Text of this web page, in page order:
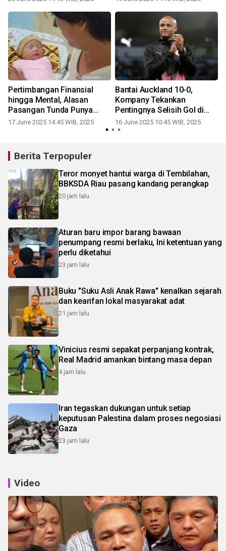
Pertimbangan Finansial
hingga Mental, Alasan
Pasangan Tunda Punya
Anak
17 June 2025 14:45 WIB, 2025
Bantai Auckland 10-0,
Kompany Tekankan
Pentingnya Selisih Gol di
Grup Berat
16 June 2025 10:45 WIB, 2025
Berita Terpopuler
Teror monyet hantui warga di Tembilahan,
BBKSDA Riau pasang kandang perangkap
20 jam lalu
Aturan baru impor barang bawaan
penumpang resmi berlaku, Ini ketentuan yang
perlu diketahui
23 jam lalu
Buku "Suku Asli Anak Rawa" kenalkan sejarah
dan kearifan lokal masyarakat adat
21 jam lalu
Vinicius resmi sepakat perpanjang kontrak,
Real Madrid amankan bintang masa depan
4 jam lalu
Iran tegaskan dukungan untuk setiap
keputusan Palestina dalam proses negosiasi
Gaza
23 jam lalu
Video